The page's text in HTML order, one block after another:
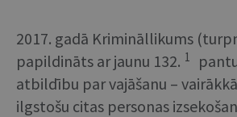
2017. gadā Krimināllikums
papildināts ar jaunu 132. 1
atbildību par vajāšanu –
ilgstošu citas personas